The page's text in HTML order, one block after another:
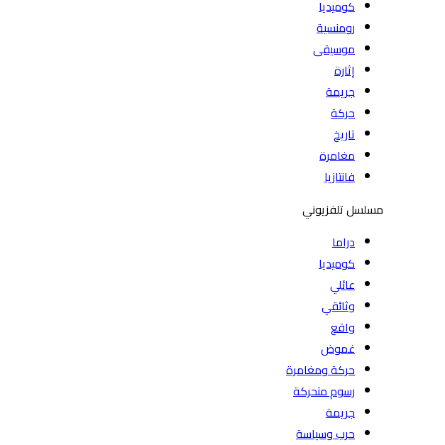
كوميديا
رومنسية
موسيقى
إثارة
جريمة
حركة
تاريخ
مغامرة
فانتازيا
مسلسل تلفزيوني
دراما
كوميديا
عائلي
وثائقي
واقع
غموض
حركة ومغامرة
رسوم متحركة
جريمة
حرب وسياسة